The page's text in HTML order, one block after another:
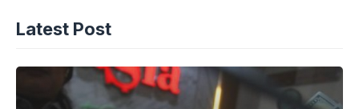
Latest Post